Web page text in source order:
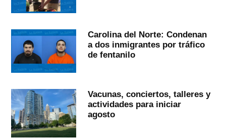
Carolina del Norte: Condenan
a dos inmigrantes por tráfico
de fentanilo
Vacunas, conciertos, talleres y
actividades para iniciar
agosto